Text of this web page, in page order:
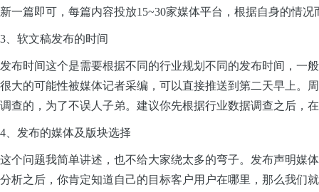
新一篇即可，每篇内容投放15~30家媒体平台，根据自身的情
3、软文稿发布的时间
发布时间这个是需要根据不同的行业规划不同的发布时间，一
很大的可能性被媒体记者采编，可以直接推送到第二天早上。
调查的，为了不误人子弟。建议你先根据行业数据调查之后，
4、发布的媒体及版块选择
这个问题我简单讲述，也不给大家绕太多的弯子。发布声明媒
分析之后，你肯定知道自己的目标客户用户在哪里，那么我们